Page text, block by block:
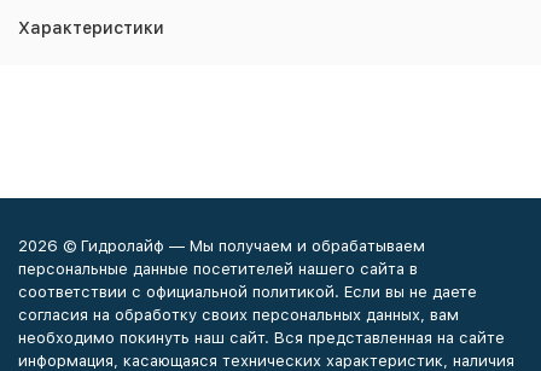
Характеристики
2026 © Гидролайф — Мы получаем и обрабатываем
персональные данные посетителей нашего сайта в
соответствии с официальной политикой. Если вы не даете
согласия на обработку своих персональных данных, вам
необходимо покинуть наш сайт. Вся представленная на сайте
информация, касающаяся технических характеристик, наличия